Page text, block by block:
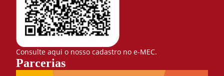
Consulte aqui o nosso cadastro no e-MEC.
Parcerias